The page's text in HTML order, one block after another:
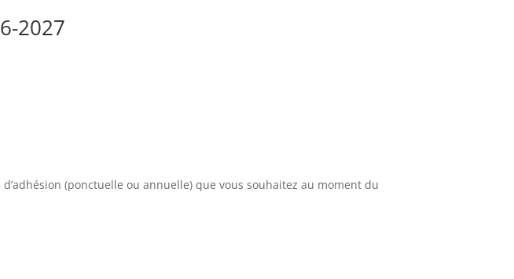
2027
(ponctuelle ou annuelle) que vous souhaitez au moment du